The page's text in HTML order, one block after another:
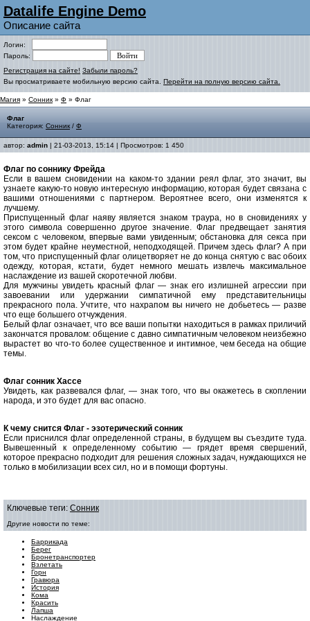
Datalife Engine Demo
Описание сайта
Логин:
Пароль:
Регистрация на сайте! Забыли пароль?
Вы просматриваете мобильную версию сайта. Перейти на полную версию сайта.
Магия » Сонник » Ф » Флаг
Флаг
Категория: Сонник / Ф
автор: admin | 21-03-2013, 15:14 | Просмотров: 1 450
Флаг по соннику Фрейда
Если в вашем сновидении на каком-то здании реял флаг, это значит, вы
узнаете какую-то новую интересную информацию, которая будет связана с
вашими отношениями с партнером. Вероятнее всего, они изменятся к
лучшему.
Приспущенный флаг наяву является знаком траура, но в сновидениях у
этого символа совершенно другое значение. Флаг предвещает занятия
сексом с человеком, впервые вами увиденным; обстановка для секса при
этом будет крайне неуместной, неподходящей. Причем здесь флаг? А при
том, что приспущенный флаг олицетворяет не до конца снятую с вас обоих
одежду, которая, кстати, будет немного мешать извлечь максимальное
наслаждение из вашей скоротечной любви.
Для мужчины увидеть красный флаг — знак его излишней агрессии при
завоевании или удержании симпатичной ему представительницы
прекрасного пола.Учтите, что нахрапом вы ничего не добьетесь — разве
что еще большего отчуждения.
Белый флаг означает, что все ваши попытки находиться в рамках приличий
закончатся провалом: общение с давно симпатичным человеком неизбежно
вырастет во что-то более существенное и интимное, чем беседа на общие
темы.
Флаг cонник Хассе
Увидеть, как развевался флаг, — знак того, что вы окажетесь в скоплении
народа, и это будет для вас опасно.
К чему снится Флаг - эзотерический сонник
Если приснился флаг определенной страны, в будущем вы съездите туда.
Вывешенный к определенному событию — грядет время свершений,
которое прекрасно подходит для решения сложных задач, нуждающихся не
только в мобилизации всех сил, но и в помощи фортуны.
Ключевые теги: Сонник
Другие новости по теме:
Баррикада
Берег
Бронетранспортер
Взлетать
Горн
Гравюра
История
Кома
Красить
Лапша
Наслаждение